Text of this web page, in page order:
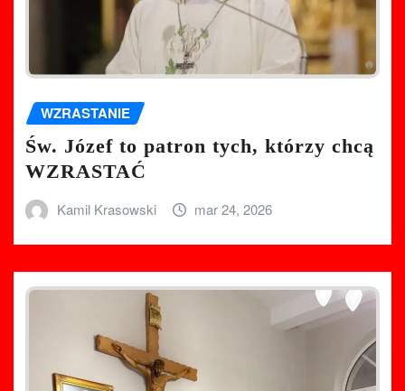
WZRASTANIE
Św. Józef to patron tych, którzy chcą
WZRASTAĆ
Kamil Krasowski mar 24, 2026